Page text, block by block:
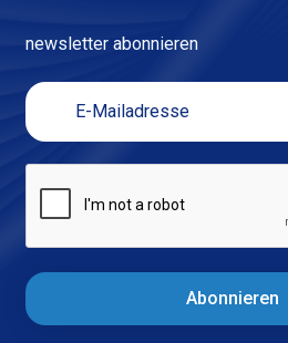
newsletter abonnieren
Abonnieren